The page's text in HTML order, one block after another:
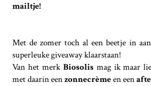
mailtje!
Met de zomer toch al een beetje in
superleuke giveaway klaarstaan!
Van het merk Biosolis mag ik maar
met daarin eenzonnecrèmeen een